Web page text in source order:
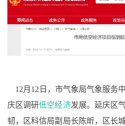
12月12日，市气象局气象服务
庆区调研低空经济发展。延庆区
韧，区科信局副局长陈昕，区长